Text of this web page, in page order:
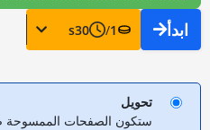
ابدأ 1
/
30
s
تحويل
ستكون الصفحات الممسوحة